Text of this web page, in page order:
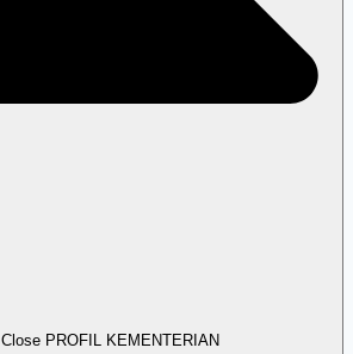
Close PROFIL KEMENTERIAN